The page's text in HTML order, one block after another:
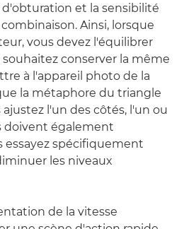
d'obturation et la sensibilité
Ainsi, lorsque
vous devez l'équilibrer
conserver la même
à l'appareil photo de la
la métaphore du triangle
l'un des côtés, l'un ou
doivent également
essayez spécifiquement
les niveaux
de la vitesse